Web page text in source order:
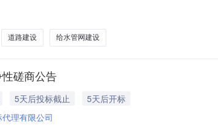
道路建设 给水管网建设
磋商公告
5天后投标截止
5天后开标
理有限公司